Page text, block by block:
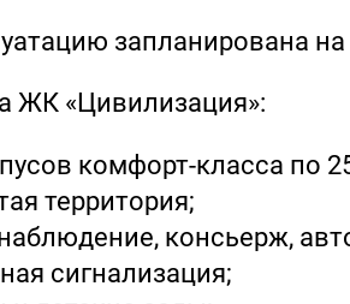
запланирована на
ЖК «Цивилизация»:
комфорт-класса по
территория;
консьерж,
сигнализация;